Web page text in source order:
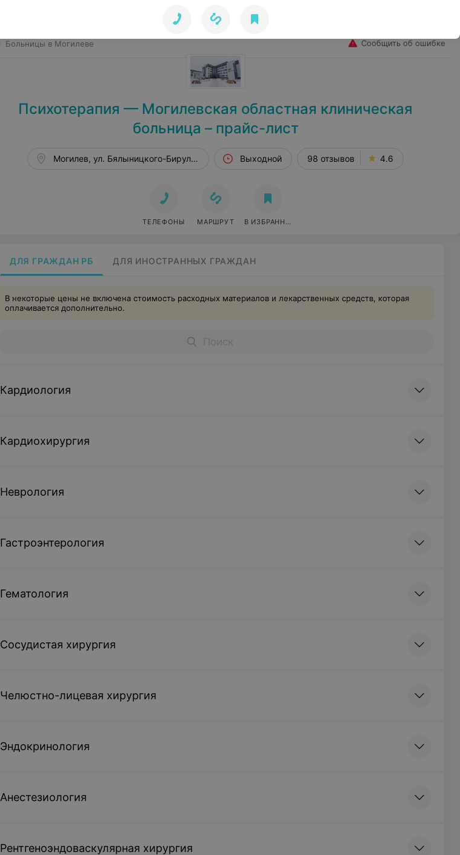
Больницы в Могилеве Сообщить об ошибке
Психотерапия — Могилевская областная клиническая
больница – прайс-лист
Могилев, ул. Бялыницкого-Бирули, 12 Выходной 98 отзывов 4.6
ТЕЛЕФОНЫ МАРШРУТ В ИЗБРАННОЕ
ДЛЯ ГРАЖДАН РБ ДЛЯ ИНОСТРАННЫХ ГРАЖДАН
В некоторые цены не включена стоимость расходных материалов и лекарственных средств, которая
оплачивается дополнительно.
Кардиология
Кардиохирургия
Неврология
Гастроэнтерология
Гематология
Сосудистая хирургия
Челюстно-лицевая хирургия
Эндокринология
Анестезиология
Рентгеноэндоваскулярная хирургия